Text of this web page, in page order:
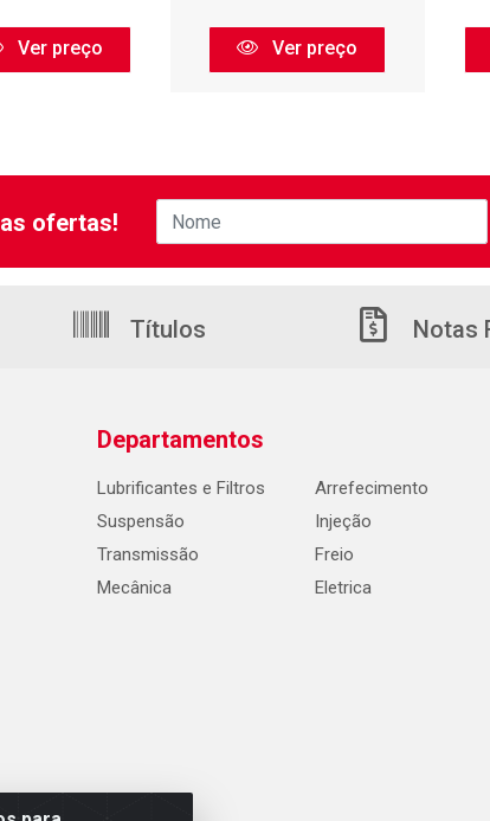
Ver preço Ver preço
ofertas!
Títulos Notas
Departamentos
Lubrificantes e Filtros
Suspensão
Transmissão
Mecânica
Arrefecimento
Injeção
Freio
Eletrica